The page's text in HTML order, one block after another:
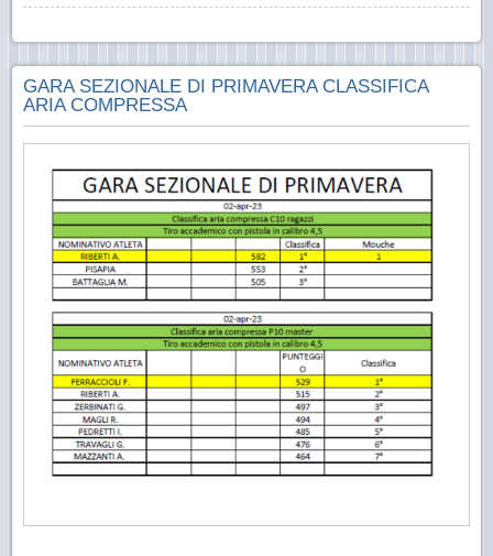
GARA SEZIONALE DI PRIMAVERA CLASSIFICA
ARIA COMPRESSA